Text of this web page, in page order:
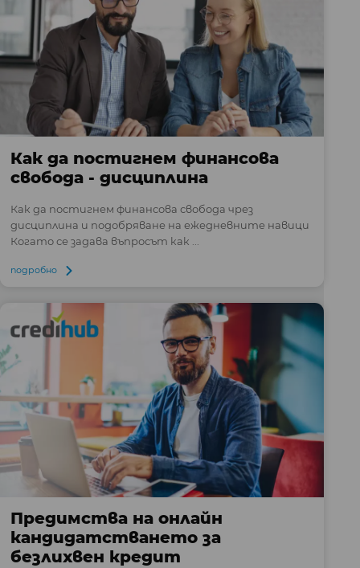
Как да постигнем финансова
свобода - дисциплина
Как да постигнем финансова свобода чрез
дисциплина и подобряване на ежедневните навици
Когато се задава въпросът как ...
подробно
Предимства на онлайн
кандидатстването за
безлихвен кредит